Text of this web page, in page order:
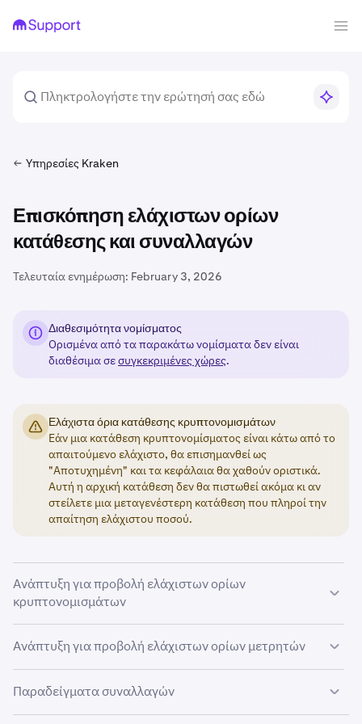
Υπηρεσίες Kraken
Επισκόπηση ελάχιστων ορίων
κατάθεσης και συναλλαγών
Τελευταία ενημέρωση: February 3, 2026
Διαθεσιμότητα νομίσματος
Ορισμένα από τα παρακάτω νομίσματα δεν είναι
διαθέσιμα σεσυγκεκριμένες χώρες.
Ελάχιστα όρια κατάθεσης κρυπτονομισμάτων
Εάν μια κατάθεση κρυπτονομίσματος είναι κάτω από το
απαιτούμενο ελάχιστο, θα επισημανθεί ως
"Αποτυχημένη" και τα κεφάλαια θα χαθούν οριστικά.
Αυτή η αρχική κατάθεση δεν θα πιστωθεί ακόμα κι αν
στείλετε μια μεταγενέστερη κατάθεση που πληροί την
απαίτηση ελάχιστου ποσού.
Ανάπτυξη για προβολή ελάχιστων ορίων
κρυπτονομισμάτων
Παρακάτω ακολουθεί μια σύνοψη των ελάχιστων τιμών
που απαιτούνται για την κατάθεση και την ανταλλαγή
κρυπτονομισμάτων. Τα ελάχιστα όρια ανάληψης μπορείτε
να τα βρείτεεδώ.
Ανάπτυξη για προβολή ελάχιστων ορίων μετρητών
Νόμισμα βάσης
Παραδείγματα συναλλαγών